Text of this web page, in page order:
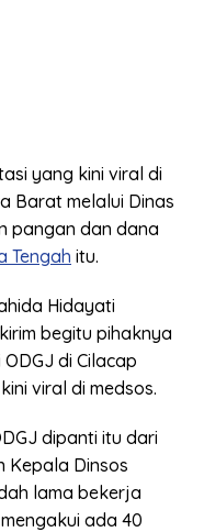
yang kini viral di
Barat melalui Dinas
pangan dan dana
Tengah itu.
Hidayati
begitu pihaknya
di Cilacap
viral di medsos.
dipanti itu dari
Kepala Dinsos
lama bekerja
ada 40